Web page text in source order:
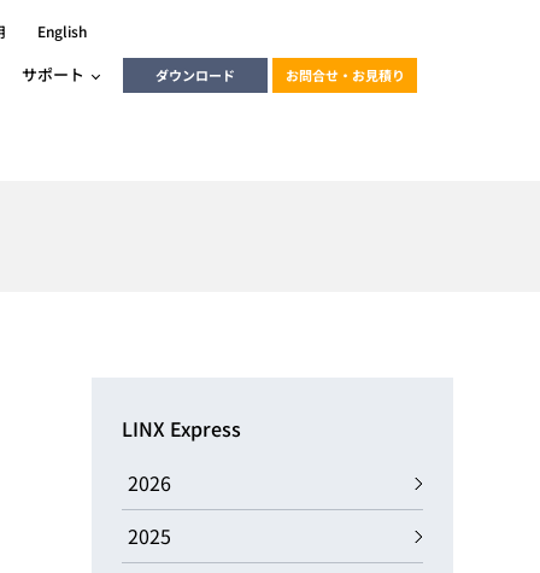
English
LINX Vision Station
サポート ダウンロード お問合せ・お見積り
LINX Express
2026
2025